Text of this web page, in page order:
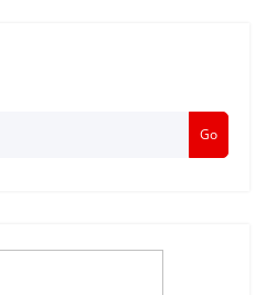
Go